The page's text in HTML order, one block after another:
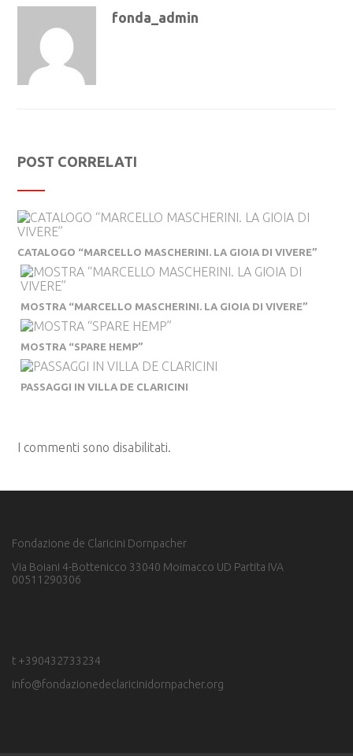
fonda_admin
POST CORRELATI
CATALOGO “MARCELLO MASCHERINI. LA GIOIA DI VIVERE”
MOSTRA “MARCELLO MASCHERINI. LA GIOIA DI VIVERE”
MOSTRA “SPARE HEMP”
PASSAGGI IN VILLA DE CLARICINI
I commenti sono disabilitati.
Fondazione de Claricini Dornpacher
Via Boiani 4-Bottenicco 33040 Moimacco UD Partita IVA
00511290306
t +390432733234
info@fondazionedeclaricinidornpacher.org